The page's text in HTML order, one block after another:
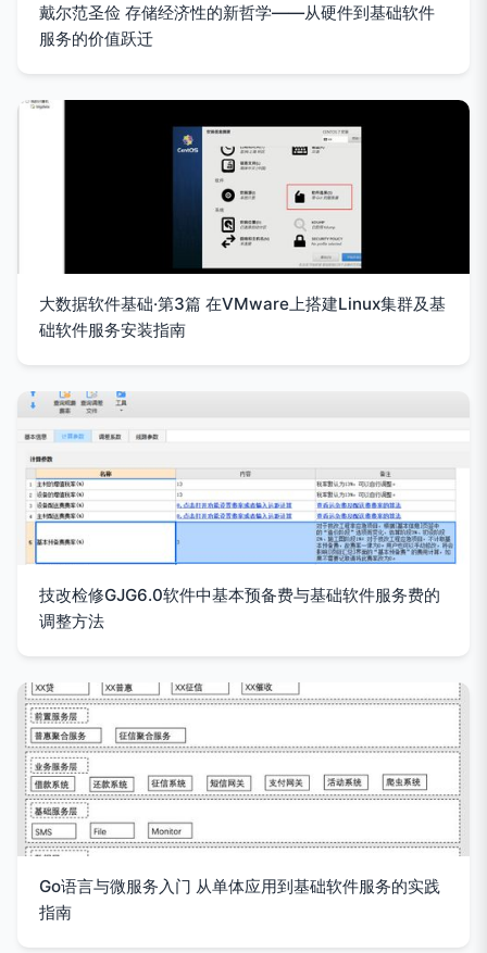
戴尔范圣俭 存储经济性的新哲学——从硬件到基础软件
服务的价值跃迁
大数据软件基础·第3篇 在VMware上搭建Linux集群及基
础软件服务安装指南
技改检修GJG6.0软件中基本预备费与基础软件服务费的
调整方法
Go语言与微服务入门 从单体应用到基础软件服务的实践
指南